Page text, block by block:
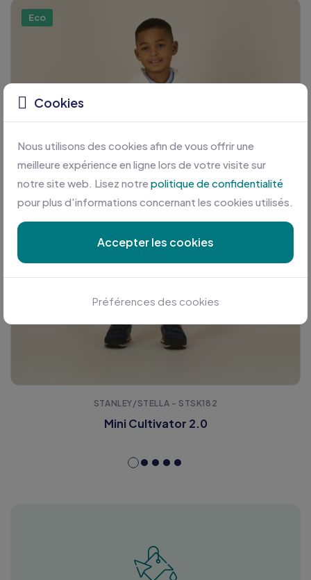
Eco
STANLEY/STELLA - STSK182
Mini Cultivator 2.0
Cookies
Nous utilisons des cookies afin de vous offrir une
meilleure expérience en ligne lors de votre visite sur
notre site web. Lisez notre politique de confidentialité
pour plus d'informations concernant les cookies utilisés.
Accepter les cookies
Préférences des cookies